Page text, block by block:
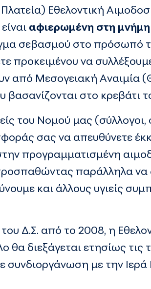
Εθελοντική
αφιερωμένη στη
σεβασμού στο πρόσωπό
προκειμένου να
από Μεσογειακή Αναιμία
στο κρεβάτι
του Νομού μας (σύλλογοι,
σας να απευθύνετε
προγραμματισμένη
παράλληλα να
και άλλους υγιείς
Δ.Σ. από το 2008, η
διεξάγεται ετησίως τις
συνδιοργάνωση με την